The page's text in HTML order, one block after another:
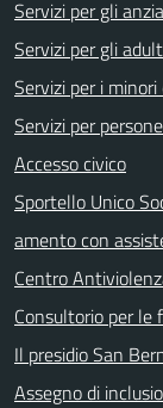
Servizi per gli
Servizi per gli
Servizi per i
Servizi per
Accesso civico
Sportello Unico
amento con
Centro
Consultorio per le
Il presidio San
Assegno di